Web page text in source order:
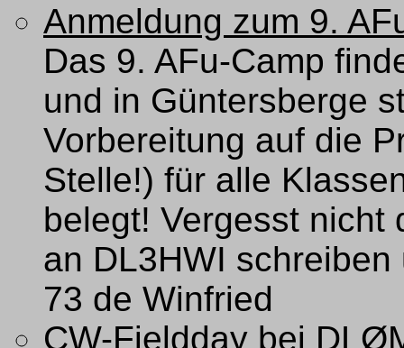
Anmeldung zum 9.
Das 9. AFu-Camp
und in Güntersberge
Vorbereitung auf die
Stelle!) für alle
belegt! Vergesst nicht
an DL3HWI
73 de Winfried
CW-Fieldday bei